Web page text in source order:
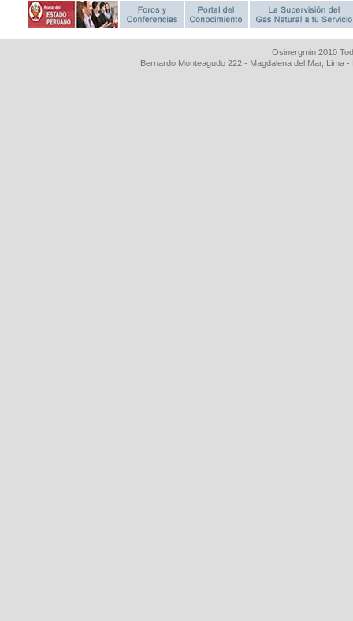
Osinergmin 2010
Bernardo Monteagudo 222 - Magdalena del Mar, Lima